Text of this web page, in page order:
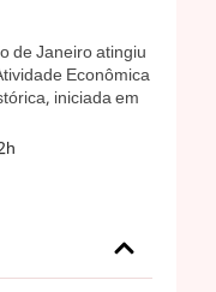
de Janeiro atingiu
Econômica
iniciada em